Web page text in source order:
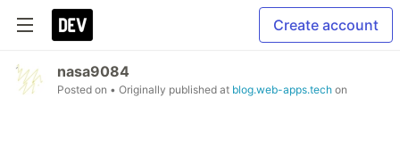
Create account
nasa9084
Posted on • Originally published at blog.web-apps.tech on